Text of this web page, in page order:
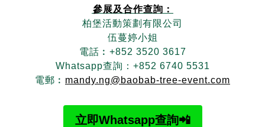
參展及合作查詢：
柏堡活動策劃有限公司
伍蔓婷小姐
電話︰+852 3520 3617
Whatsapp查詢：+852 6740 5531
電郵︰ mandy.ng@baobab-tree-event.com
立即Whatsapp查詢📲